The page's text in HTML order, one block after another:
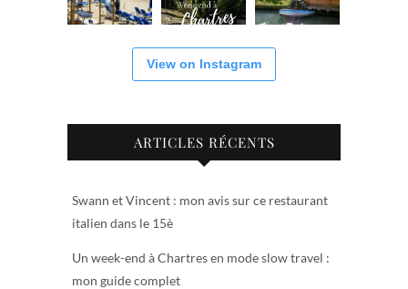
View on Instagram
ARTICLES RÉCENTS
Swann et Vincent : mon avis sur ce restaurant
italien dans le 15è
Un week-end à Chartres en mode slow travel :
mon guide complet